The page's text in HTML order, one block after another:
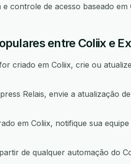
controle de acesso baseado em
entre Coliix e
criado em Coliix, crie ou
Relais, envie a atualização
em Coliix, notifique sua
de qualquer automação do